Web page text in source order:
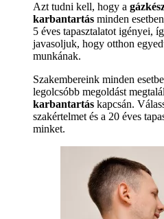
Azt tudni kell, hogy a
karbantartás minden
5 éves tapasztalatot igényei,
javasoljuk, hogy otthon
munkának.
Szakembereink minden
legolcsóbb megoldást
karbantartás kapcsán.
szakértelmet és a 20 éves
minket.